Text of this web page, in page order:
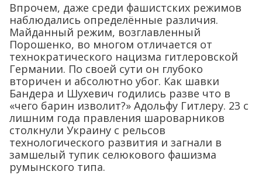
Впрочем, даже среди фашистских режимов
наблюдались определённые различия.
Майданный режим, возглавленный
Порошенко, во многом отличается от
технократического нацизма гитлеровской
Германии. По своей сути он глубоко
вторичен и абсолютно убог. Как шавки
Бандера и Шухевич годились разве что в
«чего барин изволит?» Адольфу Гитлеру. 23 с
лишним года правления шароварников
столкнули Украину с рельсов
технологического развития и загнали в
замшелый тупик селюкового фашизма
румынского типа.